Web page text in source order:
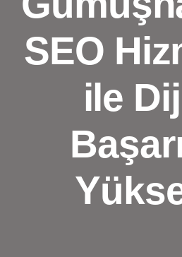
SEO
ile